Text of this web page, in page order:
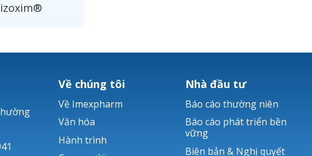
Về chúng tôi
Về Imexpharm
Văn hóa
Hành trình
Nhà đầu tư
Báo cáo thường niên
Báo cáo phát triển bền
vững
Biên bản & Nghị quyết